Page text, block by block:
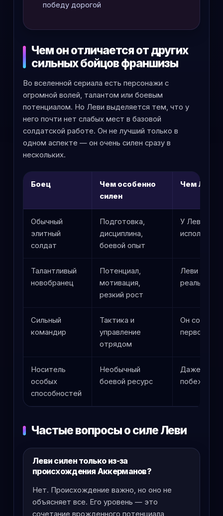
победу дорогой
Чем он отличается от других
сильных бойцов франшизы
Во вселенной сериала есть персонажи с
огромной волей, талантом или боевым
потенциалом. Но Леви выделяется тем, что у
него почти нет слабых мест в базовой
солдатской работе. Он не лучший только в
одном аспекте — он очень силен сразу в
нескольких.
Боец
Чем особенно
силен
Чем Леви
Обычный
элитный
солдат
Подготовка,
дисциплина,
боевой опыт
У Леви
Талантливый
новобранец
Потенциал,
мотивация,
резкий рост
Леви
реальном
Сильный
командир
Тактика и
управление
отрядом
Он
первого
Носитель
особых
способностей
Необычный
боевой ресурс
Даже без
побеждает
Частые вопросы о силе Леви
Леви силен только из-за
происхождения Аккерманов?
Нет. Происхождение важно, но оно не
объясняет все. Его уровень — это
сочетание врожденного потенциала,